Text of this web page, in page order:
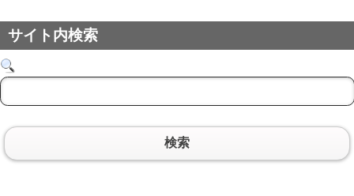
サイト内検索
検索